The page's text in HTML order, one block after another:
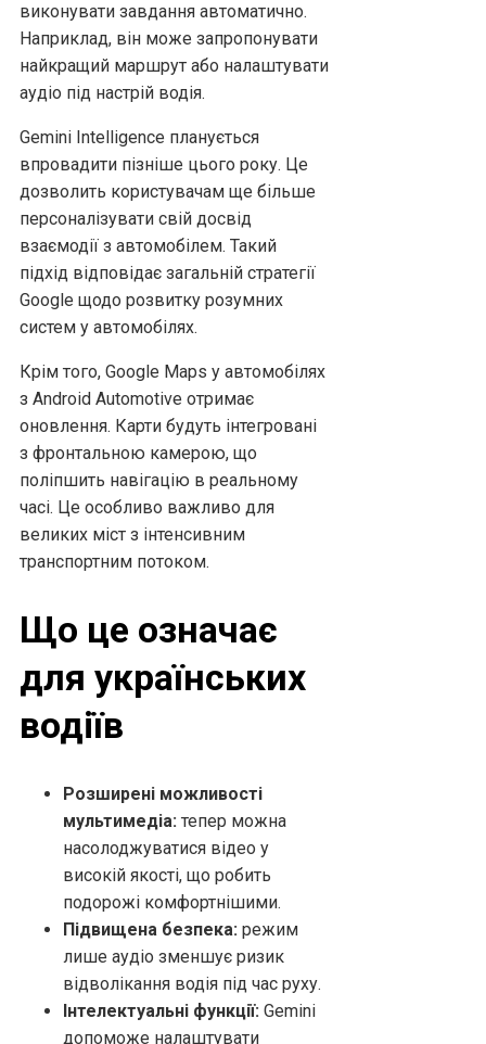
виконувати завдання автоматично.
Наприклад, він може запропонувати
найкращий маршрут або налаштувати
аудіо під настрій водія.
Gemini Intelligence планується
впровадити пізніше цього року. Це
дозволить користувачам ще більше
персоналізувати свій досвід
взаємодії з автомобілем. Такий
підхід відповідає загальній стратегії
Google щодо розвитку розумних
систем у автомобілях.
Крім того, Google Maps у автомобілях
з Android Automotive отримає
оновлення. Карти будуть інтегровані
з фронтальною камерою, що
поліпшить навігацію в реальному
часі. Це особливо важливо для
великих міст з інтенсивним
транспортним потоком.
Що це означає
для українських
водіїв
Розширені можливості
мультимедіа: тепер можна
насолоджуватися відео у
високій якості, що робить
подорожі комфортнішими.
Підвищена безпека: режим
лише аудіо зменшує ризик
відволікання водія під час руху.
Інтелектуальні функції: Gemini
допоможе налаштувати